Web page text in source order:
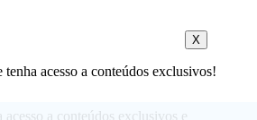
X
tenha acesso a conteúdos exclusivos!
acesso a conteúdos exclusivos e